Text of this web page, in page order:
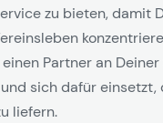
zu bieten, damit
Partner an Deiner
sich dafür einsetzt,
liefern.